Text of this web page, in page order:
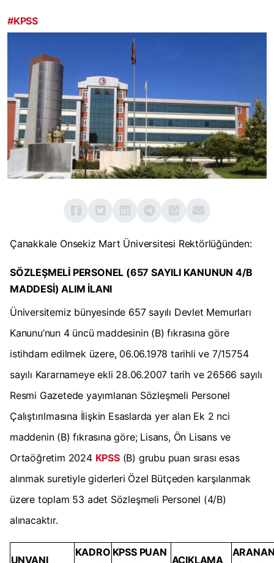
#KPSS
Çanakkale Onsekiz Mart Üniversitesi Rektörlüğünden:
SÖZLEŞMELİ PERSONEL (657 SAYILI KANUNUN 4/B
MADDESİ) ALIM İLANI
Üniversitemiz bünyesinde 657 sayılı Devlet Memurları
Kanunu’nun 4 üncü maddesinin (B) fıkrasına göre
istihdam edilmek üzere, 06.06.1978 tarihli ve 7/15754
sayılı Kararnameye ekli 28.06.2007 tarih ve 26566 sayılı
Resmi Gazetede yayımlanan Sözleşmeli Personel
Çalıştırılmasına İlişkin Esaslarda yer alan Ek 2 nci
maddenin (B) fıkrasına göre; Lisans, Ön Lisans ve
Ortaöğretim 2024 KPSS(B) grubu puan sırası esas
alınmak suretiyle giderleri Özel Bütçeden karşılanmak
üzere toplam 53 adet Sözleşmeli Personel (4/B)
alınacaktır.
UNVANI
KADRO KPSS PUAN
AÇIKLAMA